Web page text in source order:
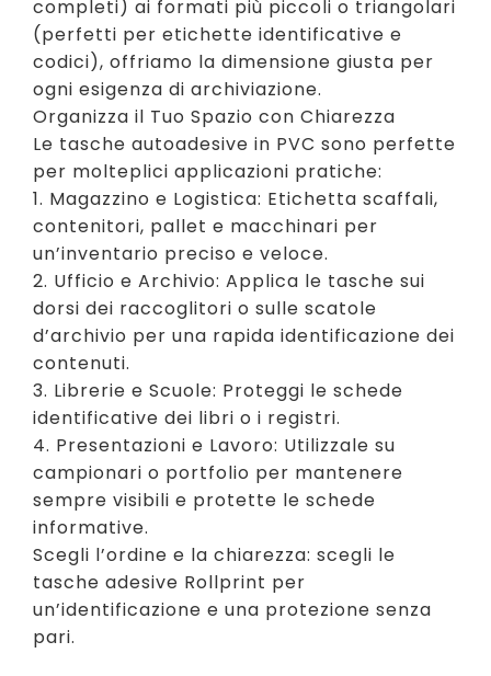
completi) ai formati più piccoli o triangolari
(perfetti per etichette identificative e
codici), offriamo la dimensione giusta per
ogni esigenza di archiviazione.
Organizza il Tuo Spazio con Chiarezza
Le tasche autoadesive in PVC sono perfette
per molteplici applicazioni pratiche:
1. Magazzino e Logistica: Etichetta scaffali,
contenitori, pallet e macchinari per
un’inventario preciso e veloce.
2. Ufficio e Archivio: Applica le tasche sui
dorsi dei raccoglitori o sulle scatole
d’archivio per una rapida identificazione dei
contenuti.
3. Librerie e Scuole: Proteggi le schede
identificative dei libri o i registri.
4. Presentazioni e Lavoro: Utilizzale su
campionari o portfolio per mantenere
sempre visibili e protette le schede
informative.
Scegli l’ordine e la chiarezza: scegli le
tasche adesive Rollprint per
un’identificazione e una protezione senza
pari.